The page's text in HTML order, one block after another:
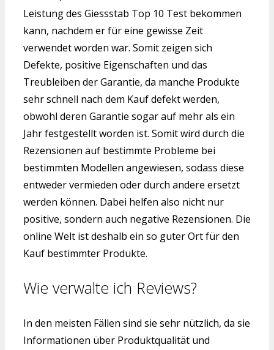
Leistung des Giessstab Top 10 Test bekommen
kann, nachdem er für eine gewisse Zeit
verwendet worden war. Somit zeigen sich
Defekte, positive Eigenschaften und das
Treubleiben der Garantie, da manche Produkte
sehr schnell nach dem Kauf defekt werden,
obwohl deren Garantie sogar auf mehr als ein
Jahr festgestellt worden ist. Somit wird durch die
Rezensionen auf bestimmte Probleme bei
bestimmten Modellen angewiesen, sodass diese
entweder vermieden oder durch andere ersetzt
werden können. Dabei helfen also nicht nur
positive, sondern auch negative Rezensionen. Die
online Welt ist deshalb ein so guter Ort für den
Kauf bestimmter Produkte.
Wie verwalte ich Reviews?
In den meisten Fällen sind sie sehr nützlich, da sie
Informationen über Produktqualität und